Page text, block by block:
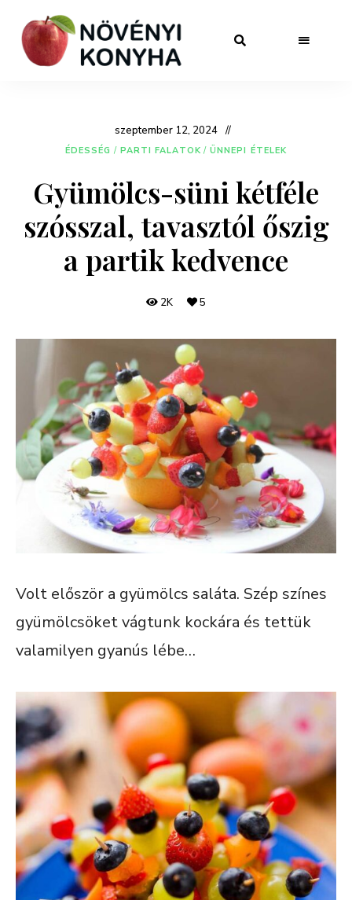
szeptember 12, 2024
ÉDESSÉG / PARTI FALATOK / ÜNNEPI ÉTELEK
Gyümölcs-süni kétféle
szósszal, tavasztól őszig
a partik kedvence
2K 5
Volt először a gyümölcs saláta. Szép színes
gyümölcsöket vágtunk kockára és tettük
valamilyen gyanús lébe…